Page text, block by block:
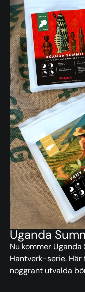
Uganda
Nu kommer
Hantverk-serie.
noggrant utvalda